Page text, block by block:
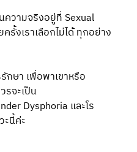
ความจริงอยู่ที่ Sexual
รั้งเราเลือกไม่ได้ ทุกอย่าง
กษา เพื่อพาเขาหรือ
รจะเป็น
Dysphoria และโร
นี้ค่ะ